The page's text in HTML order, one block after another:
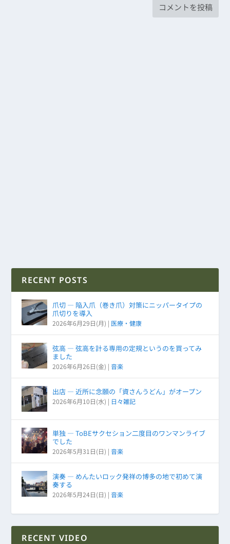
RECENT POSTS
爪切 ― 陥入爪（巻き爪）対策にニッパータイプの
爪切りを導入
2026年6月29日(月) | 医療・健康
弦高 ― 弦高を計る専用の定規というのを買ってみ
ました
2026年6月26日(金) |音楽
出店 ― 近所に念願の「資さんうどん」がオープン
2026年6月10日(水) | 日々雑記
単独 ― ToBEサクセション二度目のワンマンライブ
でした
2026年5月31日(日) |音楽
演奏 ― めんたいロック発祥の博多の地で初めて演
奏する
2026年5月24日(日) |音楽
RECENT VIDEO